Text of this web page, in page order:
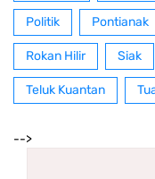
Politik Pontianak
Rokan Hilir Siak
Teluk Kuantan
-->